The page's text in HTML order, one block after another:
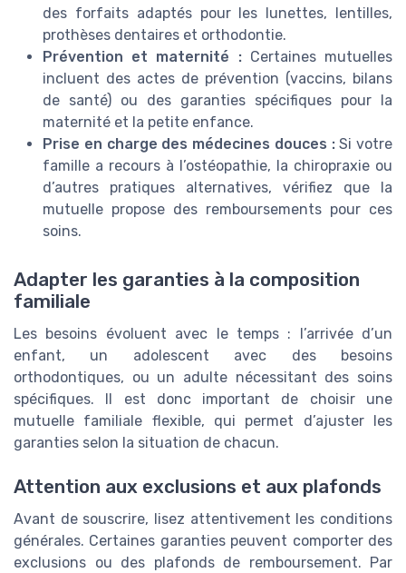
des forfaits adaptés pour les lunettes, lentilles,
prothèses dentaires et orthodontie.
Prévention et maternité :Certaines mutuelles
incluent des actes de prévention (vaccins, bilans
de santé) ou des garanties spécifiques pour la
maternité et la petite enfance.
Prise en charge des médecines douces :Si votre
famille a recours à l’ostéopathie, la chiropraxie ou
d’autres pratiques alternatives, vérifiez que la
mutuelle propose des remboursements pour ces
soins.
Adapter les garanties à la composition
familiale
Les besoins évoluent avec le temps : l’arrivée d’un
enfant, un adolescent avec des besoins
orthodontiques, ou un adulte nécessitant des soins
spécifiques. Il est donc important de choisir une
mutuelle familiale flexible, qui permet d’ajuster les
garanties selon la situation de chacun.
Attention aux exclusions et aux plafonds
Avant de souscrire, lisez attentivement les conditions
générales. Certaines garanties peuvent comporter des
exclusions ou des plafonds de remboursement. Par